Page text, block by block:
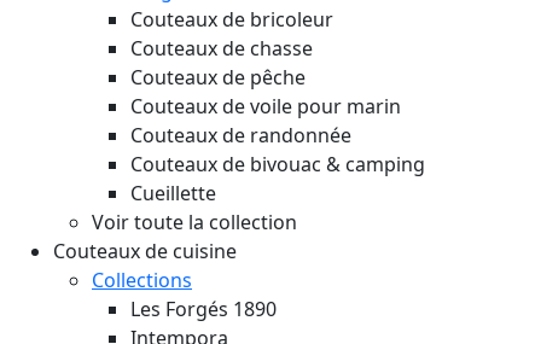
Couteaux de bricoleur
Couteaux de chasse
Couteaux de pêche
Couteaux de voile pour marin
Couteaux de randonnée
Couteaux de bivouac & camping
Cueillette
Voir toute la collection
Couteaux de cuisine
Collections
Les Forgés 1890
Intempora